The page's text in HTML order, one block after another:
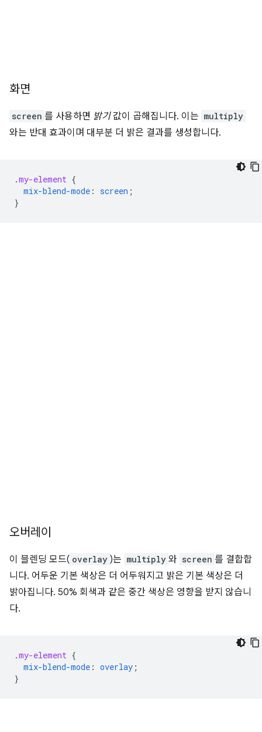
화면
screen 를 사용하면 밝기값이 곱해집니다. 이는 multiply
와는 반대 효과이며 대부분 더 밝은 결과를 생성합니다.
.my-element {
mix-blend-mode : screen ;
}
오버레이
이 블렌딩 모드( overlay )는 multiply 와 screen 를 결합합
니다. 어두운 기본 색상은 더 어두워지고 밝은 기본 색상은 더
밝아집니다. 50% 회색과 같은 중간 색상은 영향을 받지 않습니
다.
.my-element {
mix-blend-mode : overlay ;
}